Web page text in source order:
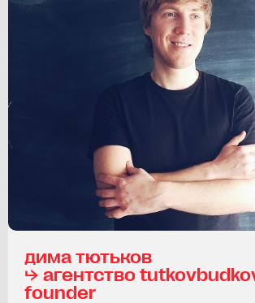
дима тютьков
⮡ агентство
founder